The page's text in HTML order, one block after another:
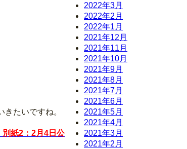
たいですね。
別紙2：2月4日公
2022年3月
2022年2月
2022年1月
2021年12月
2021年11月
2021年10月
2021年9月
2021年8月
2021年7月
2021年6月
2021年5月
2021年4月
2021年3月
2021年2月